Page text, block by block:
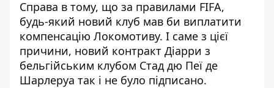
Справа в тому, що за правилами FIFA,
будь-який новий клуб мав би виплатити
компенсацію Локомотиву. І саме з цієї
причини, новий контракт Діарри з
бельгійським клубом Стад дю Пеї де
Шарлеруа так і не було підписано.